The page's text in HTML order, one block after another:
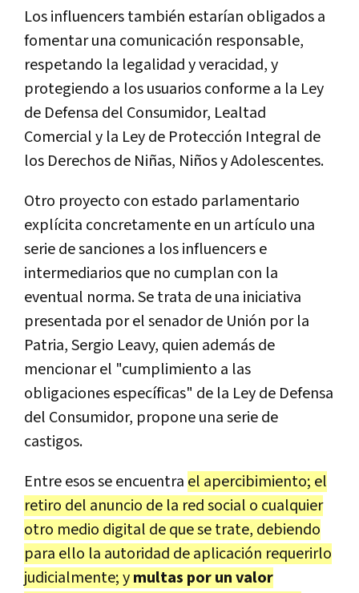
Los influencers también estarían obligados a
fomentar una comunicación responsable,
respetando la legalidad y veracidad, y
protegiendo a los usuarios conforme a la Ley
de Defensa del Consumidor, Lealtad
Comercial y la Ley de Protección Integral de
los Derechos de Niñas, Niños y Adolescentes.
Otro proyecto con estado parlamentario
explícita concretamente en un artículo una
serie de sanciones a los influencers e
intermediarios que no cumplan con la
eventual norma. Se trata de una iniciativa
presentada por el senador de Unión por la
Patria, Sergio Leavy, quien además de
mencionar el "cumplimiento a las
obligaciones específicas" de la Ley de Defensa
del Consumidor, propone una serie de
castigos.
Entre esos se encuentra el apercibimiento; el
retiro del anuncio de la red social o cualquier
otro medio digital de que se trate, debiendo
para ello la autoridad de aplicación requerirlo
judicialmente; ymultas por un valor